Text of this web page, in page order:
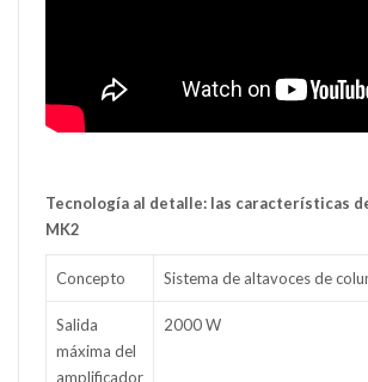
Tecnología al detalle: las características
MK2
Concepto Sistema de altavoces de
Salida
máxima del
amplificador
2000 W